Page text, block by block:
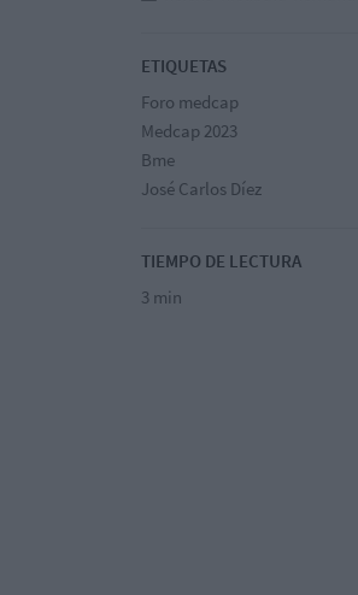
ETIQUETAS
Foro medcap
Medcap 2023
Bme
José Carlos Díez
TIEMPO DE LECTURA
3 min